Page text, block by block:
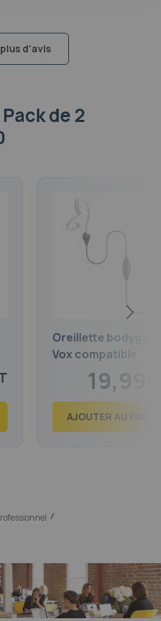
d'avis
de 2
Oreillette
Vox compatible
Motorola XT420,
XT460 CP040,
19,99
24,19
AJOUTER AU